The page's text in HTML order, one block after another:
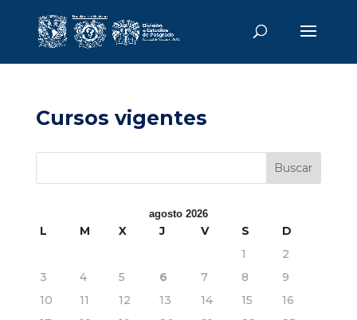
Cursos vigentes
agosto 2026
L M X J V S
D
1
2
3
4 5 6 7 8
9
10
11 12 13 14 15
16